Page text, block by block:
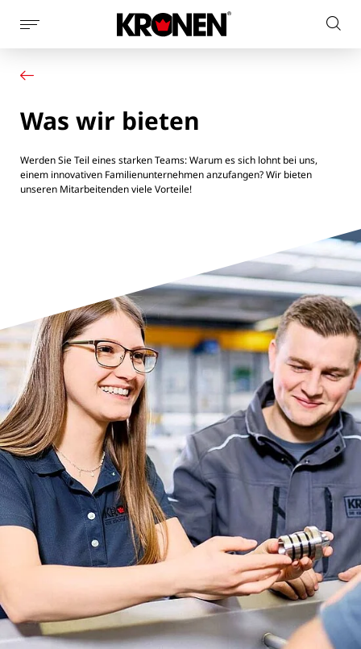
Seitennaviagtion
anzeigen
Unsere Lösungen
Aktuelles
Kontakt
Was wir bieten
Werden Sie Teil eines starken Teams: Warum es sich lohnt bei uns,
einem innovativen Familienunternehmen anzufangen? Wir bieten
unseren Mitarbeitenden viele Vorteile!